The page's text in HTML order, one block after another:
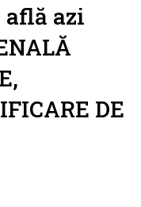
află azi
DE